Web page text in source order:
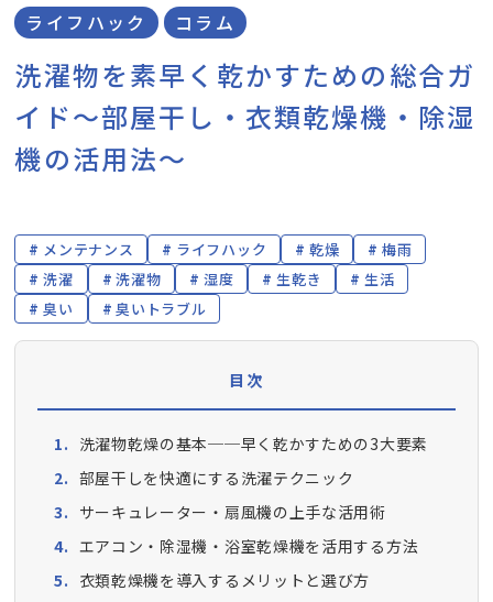
ライフハック コラム
洗濯物を素早く乾かすための総合ガ
イド～部屋干し・衣類乾燥機・除湿
機の活用法～
メンテナンス ライフハック 乾燥
梅雨
洗濯
洗濯物 湿度 生乾き
生活
臭い
臭いトラブル
目次
洗濯物乾燥の基本──早く乾かすための3大要素
部屋干しを快適にする洗濯テクニック
サーキュレーター・扇風機の上手な活用術
エアコン・除湿機・浴室乾燥機を活用する方法
衣類乾燥機を導入するメリットと選び方